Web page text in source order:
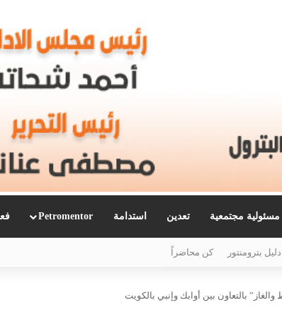
مسئولية مجتمعية تعدين استدامة Petromentor
دليل بترومنتور كن محاضراً
بالتعاون بين أوابك وإنبي بالكويت